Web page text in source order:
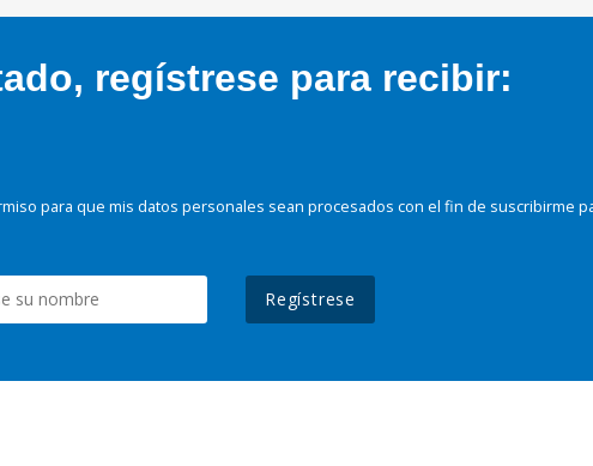
regístrese para recibir:
para que mis datos personales sean procesados con el fin de suscribirme
Regístrese